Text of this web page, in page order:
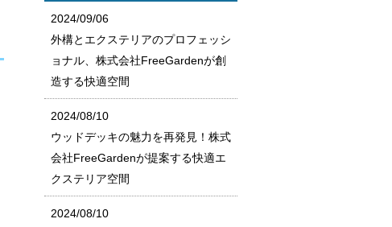
2024/09/06
外構とエクステリアのプロフェッシ
ョナル、株式会社FreeGardenが創
造する快適空間
2024/08/10
ウッドデッキの魅力を再発見！株式
会社FreeGardenが提案する快適エ
クステリア空間
2024/08/10